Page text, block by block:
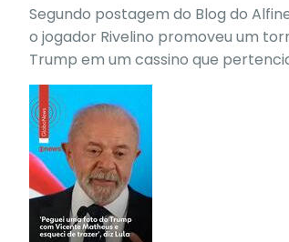
Segundo postagem do Blog do
o jogador Rivelino promoveu um
Trump em um cassino que